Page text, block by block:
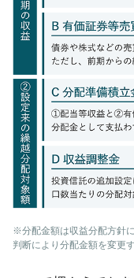
※分配金額は収益分配方針
判断により分配金額を変更